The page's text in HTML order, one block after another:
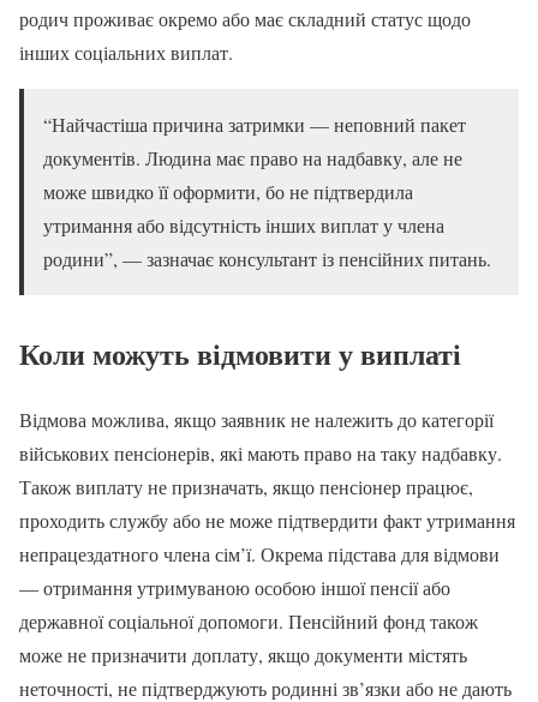
родич проживає окремо або має складний статус щодо
інших соціальних виплат.
“Найчастіша причина затримки — неповний пакет
документів. Людина має право на надбавку, але не
може швидко її оформити, бо не підтвердила
утримання або відсутність інших виплат у члена
родини”, — зазначає консультант із пенсійних питань.
Коли можуть відмовити у виплаті
Відмова можлива, якщо заявник не належить до категорії
військових пенсіонерів, які мають право на таку надбавку.
Також виплату не призначать, якщо пенсіонер працює,
проходить службу або не може підтвердити факт утримання
непрацездатного члена сім’ї. Окрема підстава для відмови
— отримання утримуваною особою іншої пенсії або
державної соціальної допомоги. Пенсійний фонд також
може не призначити доплату, якщо документи містять
неточності, не підтверджують родинні зв’язки або не дають